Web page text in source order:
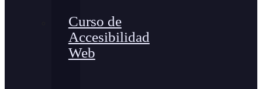
Curso de
Accesibilidad
Web